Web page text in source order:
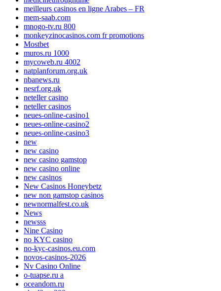
meilleurs casinos en ligne Arabes – FR
mem-saab.com
mnogo-tv.ru 800
monkeyzinocasinos.com fr promotions
Mostbet
muros.ru 1000
mycoweb.ru 4002
natplanforum.org.uk
nbanews.ru
nesrf.org.uk
neteller casino
neteller casinos
neues-online-casino1
neues-online-casino2
neues-online-casino3
new
new casino
new casino gamstop
new casino online
new casinos
New Casinos Honeybetz
new non gamstop casinos
newnormalfest.co.uk
News
newsss
Nine Casino
no KYC casino
no-kyc-casinos.eu.com
novos-casinos-2026
Nv Casino Online
o-tuapse.ru a
oceandom.ru